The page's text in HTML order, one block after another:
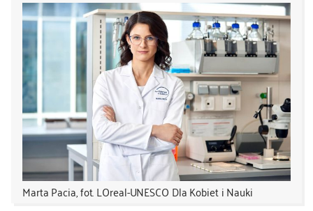
Marta Pacia, fot. LOreal-UNESCO Dla Kobiet i Nauki